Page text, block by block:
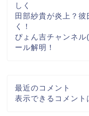
しく
田部紗貴が炎上？
く！
ぴょん吉チャンネ
ール解明！
最近のコメント
表示できるコメント